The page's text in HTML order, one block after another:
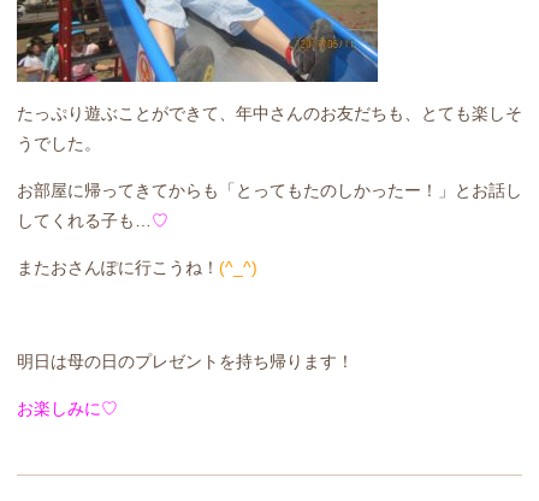
たっぷり遊ぶことができて、年中さんのお友だちも、とても楽しそ
うでした。
お部屋に帰ってきてからも「とってもたのしかったー！」とお話し
してくれる子も… ♡
またおさんぽに行こうね！ (^_^)
明日は母の日のプレゼントを持ち帰ります！
お楽しみに♡